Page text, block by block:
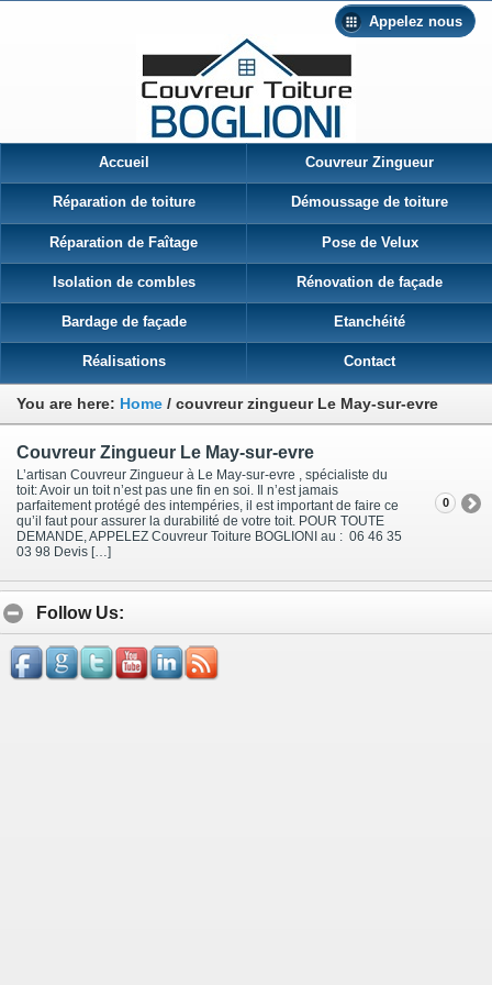
Appelez nous
Accueil Couvreur Zingueur
Réparation de toiture Démoussage de toiture
Réparation de Faîtage Pose de Velux
Isolation de combles Rénovation de façade
Bardage de façade Etanchéité
Réalisations Contact
You are here: Home / couvreur zingueur Le May-sur-evre
Couvreur Zingueur Le May-sur-evre
L’artisan Couvreur Zingueur à Le May-sur-evre , spécialiste du
toit: Avoir un toit n’est pas une fin en soi. Il n’est jamais
parfaitement protégé des intempéries, il est important de faire ce
qu’il faut pour assurer la durabilité de votre toit. POUR TOUTE
DEMANDE, APPELEZ Couvreur Toiture BOGLIONI au : 06 46 35
03 98 Devis […]
0
Follow Us: